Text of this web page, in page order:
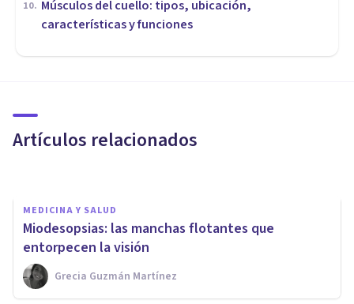
10. Músculos del cuello: tipos, ubicación,
características y funciones
Artículos relacionados
funcionan
MEDICINA Y SALUD
Miodesopsias: las manchas flotantes que
entorpecen la visión
Grecia Guzmán Martínez